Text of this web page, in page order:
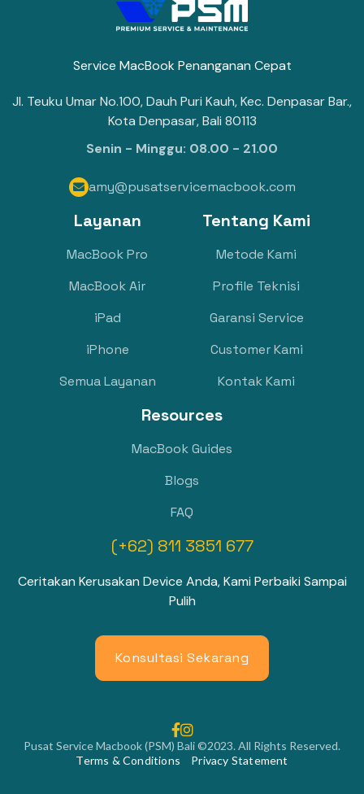
Service MacBook Penanganan Cepat
Jl. Teuku Umar No.100, Dauh Puri Kauh, Kec. Denpasar Bar.,
Kota Denpasar, Bali 80113
Senin - Minggu: 08.00 - 21.00
 amy@pusatservicemacbook.com
Layanan
MacBook Pro
MacBook Air
iPad
iPhone
Semua Layanan
Tentang Kami
Metode Kami
Profile Teknisi
Garansi Service
Customer Kami
Kontak Kami
Resources
MacBook Guides
Blogs
FAQ
(+62) 811 3851 677
Ceritakan Kerusakan Device Anda, Kami Perbaiki Sampai
Pulih
Konsultasi Sekarang

Pusat Service Macbook (PSM) Bali ©2023. All Rights Reserved.
Terms & Conditions
Privacy Statement